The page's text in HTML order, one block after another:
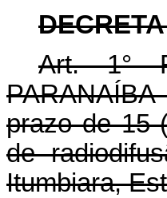
Art. 1°
prazo de 15
de
Itumbiara,